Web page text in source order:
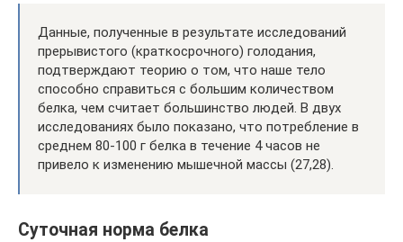
Данные, полученные в результате исследований
прерывистого (краткосрочного) голодания,
подтверждают теорию о том, что наше тело
способно справиться с большим количеством
белка, чем считает большинство людей. В двух
исследованиях было показано, что потребление в
среднем 80-100 г белка в течение 4 часов не
привело к изменению мышечной массы (27,28).
Суточная норма белка